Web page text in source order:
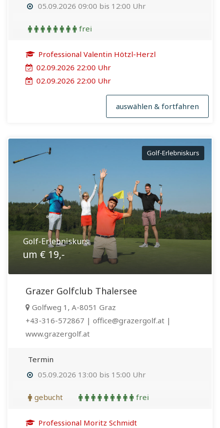
05.09.2026 09:00 bis 12:00 Uhr
frei
Professional Valentin Hötzl-Herzl
02.09.2026 22:00 Uhr
02.09.2026 22:00 Uhr
auswählen & fortfahren
Golf-Erlebniskurs
Golf-Erlebniskurs
um € 19,-
Grazer Golfclub Thalersee
Golfweg 1, A-8051 Graz
+43-316-572867 | office@grazergolf.at |
www.grazergolf.at
Termin
05.09.2026 13:00 bis 15:00 Uhr
gebucht frei
Professional Moritz Schmidt